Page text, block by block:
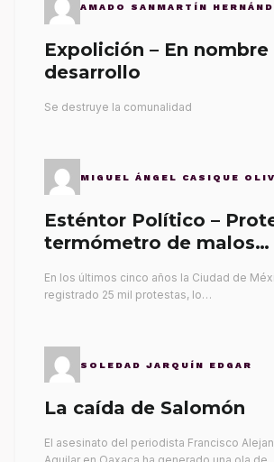
AMADO SANMARTÍN
Expolición – En nombre
desarrollo
Se destruye la comunalidad
MIGUEL ÁNGEL CASIQUE
Esténtor Político –
termómetro de malos
En los últimos cinco años la Ciudad de
registrado 25 mil protestas, lo…
SOLEDAD JARQUÍN EDGAR
La caída de Salomón
El asesinato del periodista Francisco